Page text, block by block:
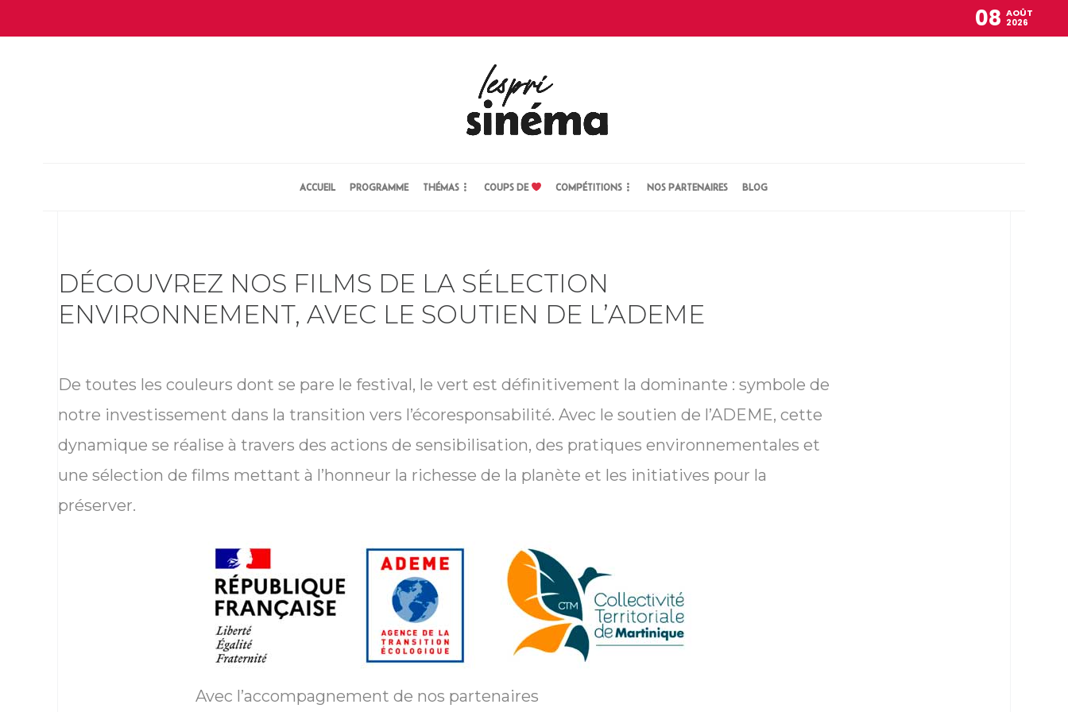
08 AOÛT
2026
ACCUEIL PROGRAMME THÉMAS COUPS DE COMPÉTITIONS NOS PARTENAIRES BLOG
DÉCOUVREZ NOS FILMS DE LA SÉLECTION
ENVIRONNEMENT, AVEC LE SOUTIEN DE L’ADEME
De toutes les couleurs dont se pare le festival, le vert est définitivement la dominante : symbole de
notre investissement dans la transition vers l’écoresponsabilité. Avec le soutien de l’ADEME, cette
dynamique se réalise à travers des actions de sensibilisation, des pratiques environnementales et
une sélection de films mettant à l’honneur la richesse de la planète et les initiatives pour la
préserver.
Avec l’accompagnement de nos partenaires